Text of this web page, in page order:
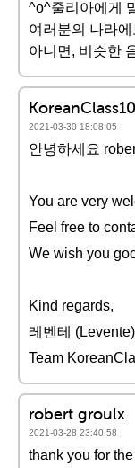
^o^줄리아에게
여러분의 나라
아니면, 비슷한
2021-03-30 18:08:05
안녕하세요
You are very
Feel free to
We wish you
Kind regards,
레벤테 (Levente)
Team
robert groulx
2021-03-28 23:40:58
thank you for